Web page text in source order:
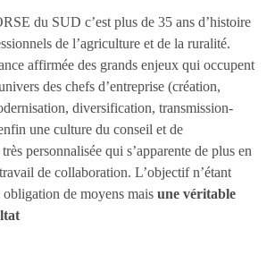
du SUD c’est plus de 35 ans d’histoire
de l’agriculture et de la ruralité.
affirmée des grands enjeux qui occupent
des chefs d’entreprise (création,
diversification, transmission-
une culture du conseil et de
personnalisée qui s’apparente de plus en
de collaboration. L’objectif n’étant
de moyens mais une véritable